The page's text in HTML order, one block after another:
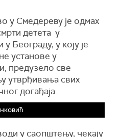
у Смедереву је одмах
детета у
Београду, у коју је
установе у
предузело све
утврђивања свих
догађаја.
у саопштењу, чекају